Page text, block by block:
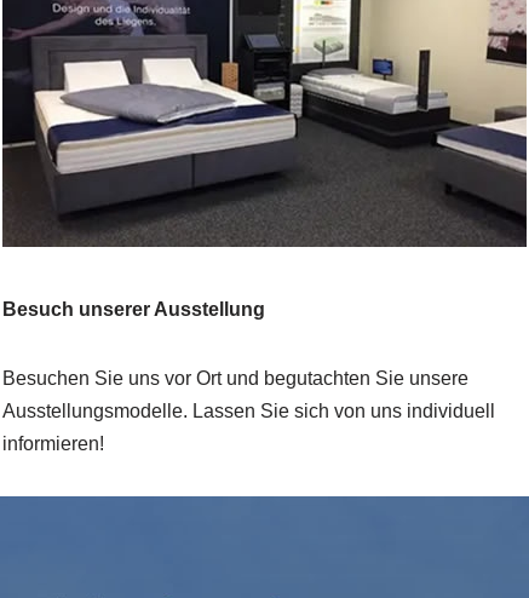
Besuch unserer Ausstellung
Besuchen Sie uns vor Ort und begutachten Sie unsere
Ausstellungsmodelle. Lassen Sie sich von uns individuell
informieren!